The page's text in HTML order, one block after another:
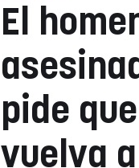
El
pide
vuelva